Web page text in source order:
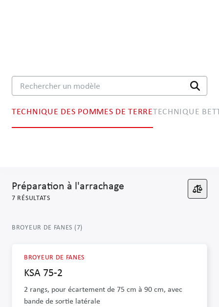
TECHNIQUE DES POMMES DE TERRETECHNIQUE
Rechercher un modèle
Technique de séparation Technique de plantation
Préparation à l'arrachage
7 RÉSULTATS
BROYEUR DE FANES (7)
BROYEUR DE FANES
KSA 75-2
2 rangs, pour écartement de 75 cm à 90 cm, avec
bande de sortie latérale